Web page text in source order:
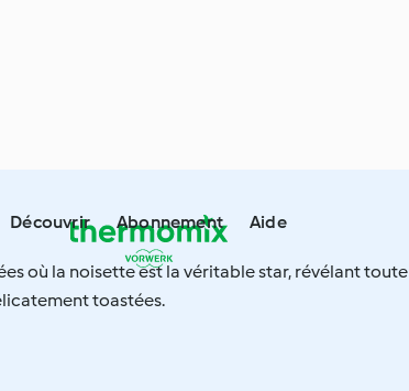
Découvrir Abonnement Aide
où la noisette est la véritable star, révélant toute
toastées.